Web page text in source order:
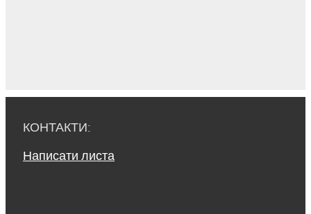
КОНТАКТИ:
Написати листа